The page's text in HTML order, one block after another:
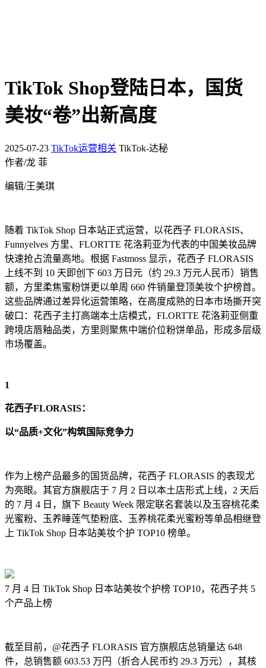
TikTok Shop登陆日本，国货
美妆“卷”出新高度
2025-07-23 TikTok运营相关 TikTok-达秘
作者/龙 菲
编辑/王美琪
随着 TikTok Shop 日本站正式运营，以花西子 FLORASIS、
Funnyelves 方里、FLORTTE 花洛莉亚为代表的中国美妆品牌
快速抢占流量高地。根据 Fastmoss 显示，花西子 FLORASIS
上线不到 10 天即创下 603 万日元（约 29.3 万元人民币）销售
额，方里柔焦蜜粉饼更以单周 660 件销量登顶美妆个护榜首。
这些品牌通过差异化运营策略，在高度成熟的日本市场撕开突
破口：花西子主打高端本土店模式，FLORTTE 花洛莉亚侧重
跨境店唇釉品类，方里则聚焦中端价位粉饼单品，形成多层级
市场覆盖。
1
花西子FLORASIS：
以“品质+文化”构筑国际竞争力
作为上榜产品最多的国货品牌，花西子 FLORASIS 的表现尤
为亮眼。其官方旗舰店于 7 月 2 日以本土店形式上线，2 天后
的 7 月 4 日，旗下 Beauty Week 限定联名套装以及玉容桃花柔
光蜜粉、玉养睡莲气垫粉底、玉养桃花柔光蜜粉等单品相继登
上 TikTok Shop 日本站美妆个护 TOP10 榜单。
7 月 4 日 TikTok Shop 日本站美妆个护榜 TOP10，花西子共 5
个产品上榜
截至目前，@花西子 FLORASIS 官方旗舰店总销量达 648
件，总销售额 603.53 万円（折合人民币约 29.3 万元），其核